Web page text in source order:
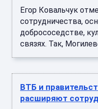
Егор Ковальчук
сотрудничества,
добрососедстве,
связях. Так,
ВТБ и
расширяют